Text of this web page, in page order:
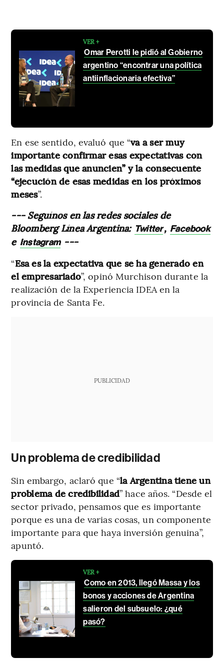
VER +
Omar Perotti le pidió al Gobierno
argentino “encontrar una política
antiinflacionaria efectiva”
En ese sentido, evaluó que “va a ser muy
importante confirmar esas expectativas con
las medidas que anuncien” y la consecuente
“ejecución de esas medidas en los próximos
meses”.
--- Seguínos en las redes sociales de
Bloomberg Línea Argentina: Twitter, Facebook
e Instagram ---
“Esa es la expectativa que se ha generado en
el empresariado”, opinó Murchison durante la
realización de la Experiencia IDEA en la
provincia de Santa Fe.
PUBLICIDAD
Un problema de credibilidad
Sin embargo, aclaró que “la Argentina tiene un
problema de credibilidad” hace años. “Desde el
sector privado, pensamos que es importante
porque es una de varias cosas, un componente
importante para que haya inversión genuina”,
apuntó.
VER +
Como en 2013, llegó Massa y los
bonos y acciones de Argentina
salieron del subsuelo: ¿qué
pasó?